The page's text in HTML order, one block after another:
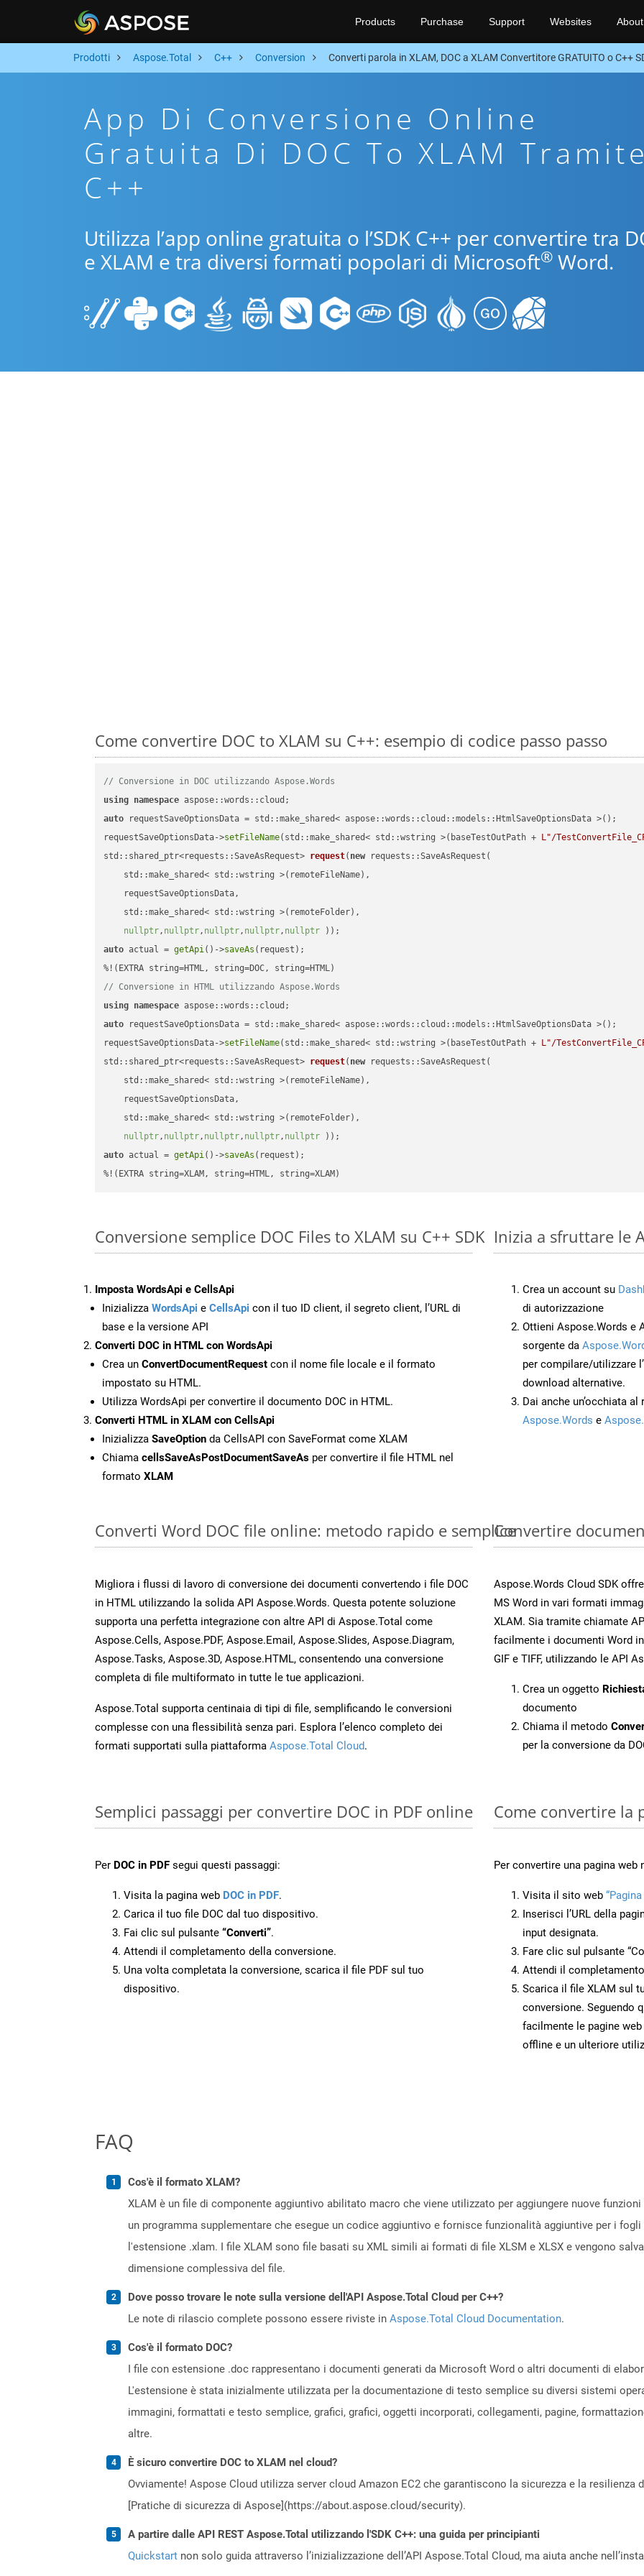
Products Purchase Support Websites About
Prodotti Aspose.Total C++ Conversion Converti parola in XLAM, DOC a XLAM Convertitore GRATUITO o C++
App Di Conversione Online
Gratuita Di DOC To XLAM Tramite
C++
Utilizza l’app online gratuita o l’SDK C++ per convertire tra
e XLAM e tra diversi formati popolari di Microsoft® Word.
Come convertire DOC to XLAM su C++: esempio di codice passo passo
// Conversione in DOC utilizzando Aspose.Words
using namespace
auto requestSaveOptionsData = std::make_shared< aspose::words::cloud::models::HtmlSaveOptionsData >();
requestSaveOptionsData->setFileName(std::make_shared< std::wstring >(baseTestOutPath + L"/
std::shared_ptr<requests::SaveAsRequest> request( new requests::SaveAsRequest(
    std::make_shared< std::wstring >(remoteFileName),
    requestSaveOptionsData,
    std::make_shared< std::wstring >(remoteFolder),
nullptr, nullptr, nullptr, nullptr, nullptr ))
auto actual = getApi()->saveAs (request);
// Conversione in HTML utilizzando Aspose.Words
using namespace
auto requestSaveOptionsData = std::make_shared< aspose::words::cloud::models::HtmlSaveOptionsData >();
requestSaveOptionsData->setFileName(std::make_shared< std::wstring >(baseTestOutPath + L"/
std::shared_ptr<requests::SaveAsRequest> request( new requests::SaveAsRequest(
    std::make_shared< std::wstring >(remoteFileName),
    requestSaveOptionsData,
    std::make_shared< std::wstring >(remoteFolder),
nullptr, nullptr, nullptr, nullptr, nullptr ))
auto actual = getApi()->saveAs (request);
%!(EXTRA string=XLAM, string=HTML, string=XLAM)
Conversione semplice DOC Files to XLAM su C++ SDK
Imposta WordsApi e CellsApi
Inizializza WordsApi e CellsApi con il tuo ID client, il segreto client, l’URL di
base e la versione API
Converti DOC in HTML con WordsApi
Crea un ConvertDocumentRequest con il nome file locale e il formato
impostato su HTML.
Utilizza WordsApi per convertire il documento DOC in HTML.
Converti HTML in XLAM con CellsApi
Inizializza SaveOption da CellsAPI con SaveFormat come XLAM
Chiama cellsSaveAsPostDocumentSaveAs per convertire il file HTML nel
formato XLAM
Inizia a sfruttare le
Crea un account su
di autorizzazione
Ottieni Aspose.Words e
sorgente da
per compilare/utilizzare
download alternative.
Dai anche un’occhiata
Aspose.Words e
Converti Word DOC file online: metodo rapido e semplice
Migliora i flussi di lavoro di conversione dei documenti convertendo i file DOC
in HTML utilizzando la solida API Aspose.Words. Questa potente soluzione
supporta una perfetta integrazione con altre API di Aspose.Total come
Aspose.Cells, Aspose.PDF, Aspose.Email, Aspose.Slides, Aspose.Diagram,
Aspose.Tasks, Aspose.3D, Aspose.HTML, consentendo una conversione
completa di file multiformato in tutte le tue applicazioni.
Aspose.Total supporta centinaia di tipi di file, semplificando le conversioni
complesse con una flessibilità senza pari. Esplora l’elenco completo dei
formati supportati sulla piattaforma Aspose.Total Cloud.
Convertire
Aspose.Words Cloud SDK
MS Word in vari formati
XLAM. Sia tramite chiamate
facilmente i documenti Word
GIF e TIFF, utilizzando le API
Crea un oggetto
documento
Chiama il metodo
per la conversione da
Semplici passaggi per convertire DOC in PDF online
Per DOC in PDF segui questi passaggi:
Visita la pagina web DOC in PDF.
Carica il tuo file DOC dal tuo dispositivo.
Fai clic sul pulsante “Converti”.
Attendi il completamento della conversione.
Una volta completata la conversione, scarica il file PDF sul tuo
dispositivo.
Come convertire la
Per convertire una pagina
Visita il sito web
Inserisci l’URL della
input designata.
Fare clic sul pulsante
Attendi il
Scarica il file XLAM sul
conversione. Seguendo
facilmente le pagine
offline e un ulteriore
FAQ
Cos'è il formato XLAM?
XLAM è un file di componente aggiuntivo abilitato macro che viene utilizzato per aggiungere nuove
un programma supplementare che esegue un codice aggiuntivo e fornisce funzionalità aggiuntive per i
l'estensione .xlam. I file XLAM sono file basati su XML simili ai formati di file XLSM e XLSX e vengono
dimensione complessiva del file.
Dove posso trovare le note sulla versione dell'API Aspose.Total Cloud per C++?
Le note di rilascio complete possono essere riviste in Aspose.Total Cloud Documentation.
Cos'è il formato DOC?
I file con estensione .doc rappresentano i documenti generati da Microsoft Word o altri documenti di
L'estensione è stata inizialmente utilizzata per la documentazione di testo semplice su diversi sistemi
immagini, formattati e testo semplice, grafici, grafici, oggetti incorporati, collegamenti, pagine,
altre.
È sicuro convertire DOC to XLAM nel cloud?
Ovviamente! Aspose Cloud utilizza server cloud Amazon EC2 che garantiscono la sicurezza e la
[Pratiche di sicurezza di Aspose](https://about.aspose.cloud/security).
A partire dalle API REST Aspose.Total utilizzando l'SDK C++: una guida per principianti
Quickstart non solo guida attraverso l’inizializzazione dell’API Aspose.Total Cloud, ma aiuta anche